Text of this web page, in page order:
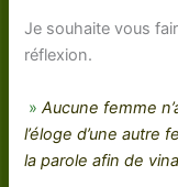
Je souhaite vous
réflexion.
»Aucune femme
l’éloge d’une
la parole afin de